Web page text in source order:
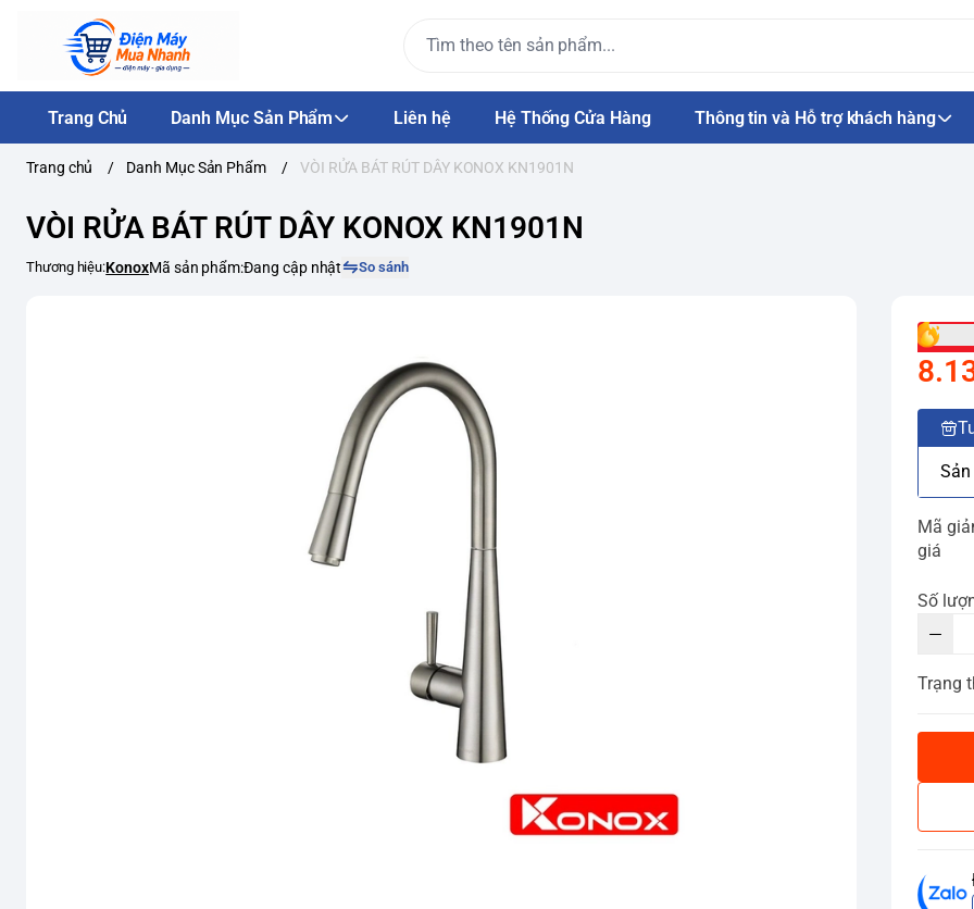
Trang Chủ Danh Mục Sản Phẩm Liên hệ Hệ Thống Cửa Hàng Thông tin và Hỗ trợ khách hàng
Trang chủ / Danh Mục Sản Phẩm / VÒI RỬA BÁT RÚT DÂY KONOX KN1901N
VÒI RỬA BÁT RÚT DÂY KONOX KN1901N
Thương hiệu:KonoxMã sản phẩm:Đang cập nhật So sánh
Mã
giá
Số
Trạng